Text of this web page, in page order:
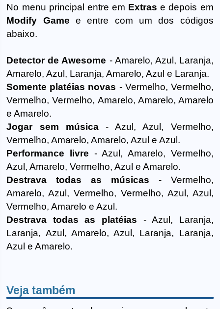
No menu principal entre em Extras e depois em
Modify Game e entre com um dos códigos
abaixo.
Detector de Awesome - Amarelo, Azul, Laranja,
Amarelo, Azul, Laranja, Amarelo, Azul e Laranja.
Somente platéias novas - Vermelho, Vermelho,
Vermelho, Vermelho, Amarelo, Amarelo, Amarelo
e Amarelo.
Jogar sem música- Azul, Azul, Vermelho,
Vermelho, Amarelo, Amarelo, Azul e Azul.
Performance livre - Azul, Amarelo, Vermelho,
Azul, Amarelo, Vermelho, Azul e Amarelo.
Destrava todas as músicas - Vermelho,
Amarelo, Azul, Vermelho, Vermelho, Azul, Azul,
Vermelho, Amarelo e Azul.
Destrava todas as platéias - Azul, Laranja,
Laranja, Azul, Amarelo, Azul, Laranja, Laranja,
Azul e Amarelo.
Veja também